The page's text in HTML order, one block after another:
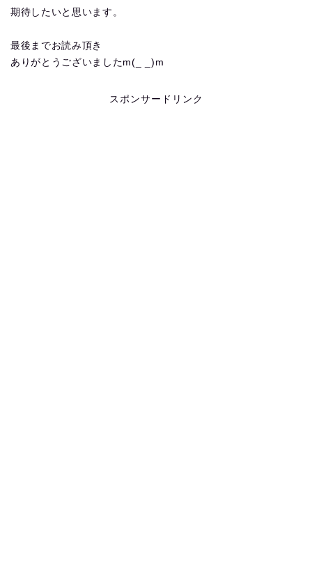
期待したいと思います。
最後までお読み頂き
ありがとうございましたm(_ _)m
スポンサードリンク